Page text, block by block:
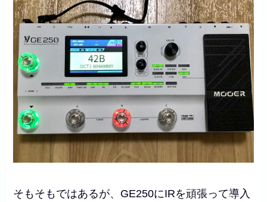
そもそもではあるが、GE250にIRを頑張って導入